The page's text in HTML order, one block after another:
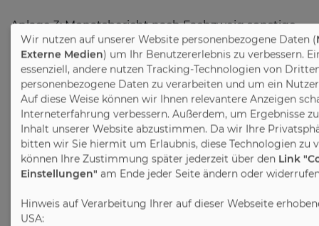
Anlage 3: Monatsbericht nach Fachzweig sonstige
Möbel (Umsatz)
Pressekontakte:
Christine Scharrenbroch
Flutgraben 2
53604 Bad Honnef
Fon +49 2224 9377-17
c.scharrenbroch@moebelindustrie.de
Dr. Frank B. Müller
Wir nutzen auf unserer Website personenbezogene Daten (
Externe Medien) um Ihr Benutzererlebnis zu verbessern.
essenziell, andere nutzen Tracking-Technologien von
personenbezogene Daten zu verarbeiten und um ein
Auf diese Weise können wir Ihnen relevantere Anzeigen
Interneterfahrung verbessern. Außerdem, um Ergebnisse
Inhalt unserer Website abzustimmen. Da wir Ihre
bitten wir Sie hiermit um Erlaubnis, diese Technologien zu
können Ihre Zustimmung später jederzeit über den Link
Einstellungen" am Ende jeder Seite ändern oder
Hinweis auf Verarbeitung Ihrer auf dieser Webseite
USA: